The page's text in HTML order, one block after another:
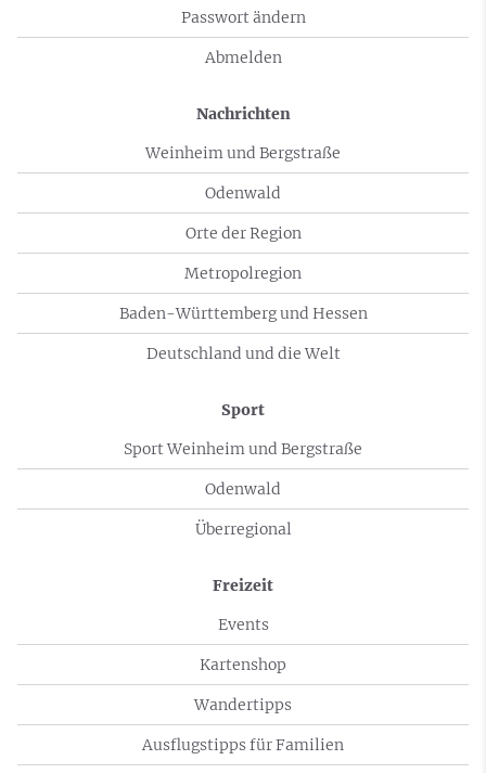
Passwort ändern
Abmelden
Nachrichten
Weinheim und Bergstraße
Odenwald
Orte der Region
Metropolregion
Baden-Württemberg und Hessen
Deutschland und die Welt
Sport
Sport Weinheim und Bergstraße
Odenwald
Überregional
Freizeit
Events
Kartenshop
Wandertipps
Ausflugstipps für Familien